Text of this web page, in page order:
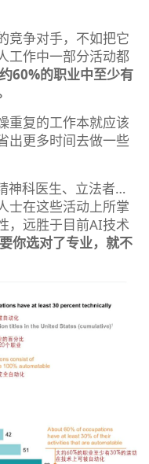
竞争对手，不如把它
工作中一部分活动都
60%的职业中至少有
重复的工作本就应该
出更多时间去做一些
神科医生、立法者…
士在这些活动上所掌
，远胜于目前AI技术
你选对了专业，就不